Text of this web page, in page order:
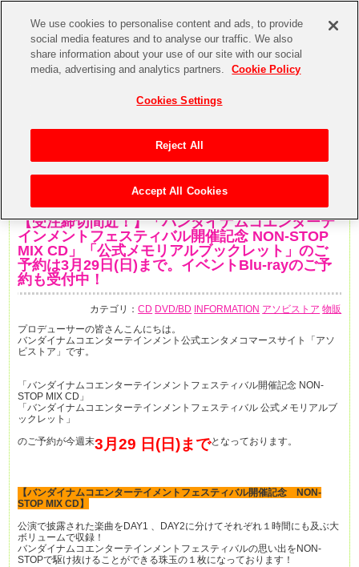
【受注締切間近！】「バンダイナムコエンターテ
インメントフェスティバル開催記念 NON-STOP
MIX CD」「公式メモリアルブックレット」のご
予約は3月29日(日)まで。イベントBlu-rayのご予
約も受付中！
カテゴリ：CD DVD/BD INFORMATION アソビストア 物販
プロデューサーの皆さんこんにちは。
バンダイナムコエンターテインメント公式エンタメコマースサイト「アソ
ビストア」です。
「バンダイナムコエンターテインメントフェスティバル開催記念 NON-
STOP MIX CD」
「バンダイナムコエンターテインメントフェスティバル 公式メモリアルブ
ックレット」
のご予約が今週末3月29 日(日)までとなっております。
【バンダイナムコエンターテイメントフェスティバル開催記念 NON-
STOP MIX CD】
公演で披露された楽曲をDAY1 、DAY2に分けてそれぞれ１時間にも及ぶ大
ボリュームで収録！
バンダイナムコエンターテインメントフェスティバルの思い出をNON-
STOPで駆け抜けることができる珠玉の１枚になっております！
We use cookies to personalise content and ads, to provide
social media features and to analyse our traffic. We also
share information about your use of our site with our social
media, advertising and analytics partners.
Cookie Policy
Cookies Settings
Reject All
Accept All Cookies